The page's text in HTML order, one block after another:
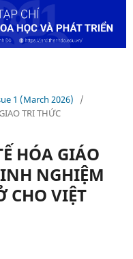
1 (March 2026)
/
TRI THỨC
HÓA GIÁO
NGHIỆM
CHO VIỆT